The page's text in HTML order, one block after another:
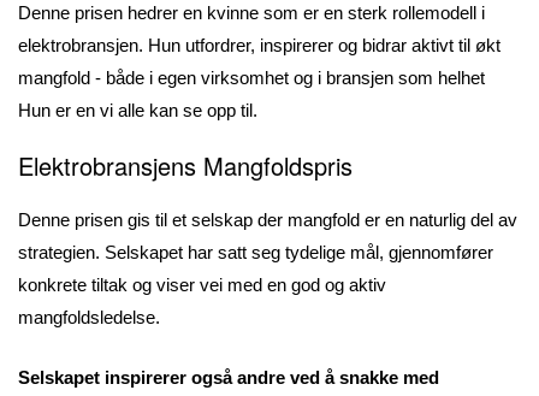
Denne prisen hedrer en kvinne som er en sterk rollemodell i
elektrobransjen. Hun utfordrer, inspirerer og bidrar aktivt til økt
mangfold - både i egen virksomhet og i bransjen som helhet
Hun er en vi alle kan se opp til.
Elektrobransjens Mangfoldspris
Denne prisen gis til et selskap der mangfold er en naturlig del av
strategien. Selskapet har satt seg tydelige mål, gjennomfører
konkrete tiltak og viser vei med en god og aktiv
mangfoldsledelse.
Selskapet inspirerer også andre ved å snakke med